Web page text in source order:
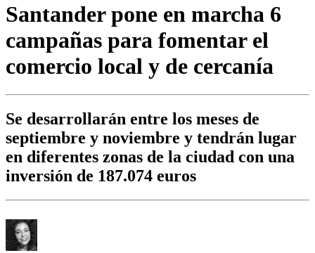
Santander pone en marcha 6
campañas para fomentar el
comercio local y de cercanía
Se desarrollarán entre los meses de
septiembre y noviembre y tendrán lugar
en diferentes zonas de la ciudad con una
inversión de 187.074 euros